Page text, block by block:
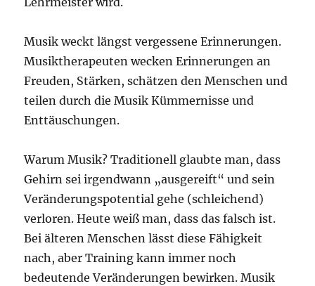
Musik weckt längst vergessene Erinnerungen.
Musiktherapeuten wecken Erinnerungen an
Freuden, Stärken, schätzen den Menschen und
teilen durch die Musik Kümmernisse und
Enttäuschungen.
Warum Musik? Traditionell glaubte man, dass
Gehirn sei irgendwann „ausgereift“ und sein
Veränderungspotential gehe (schleichend)
verloren. Heute weiß man, dass das falsch ist.
Bei älteren Menschen lässt diese Fähigkeit
nach, aber Training kann immer noch
bedeutende Veränderungen bewirken. Musik